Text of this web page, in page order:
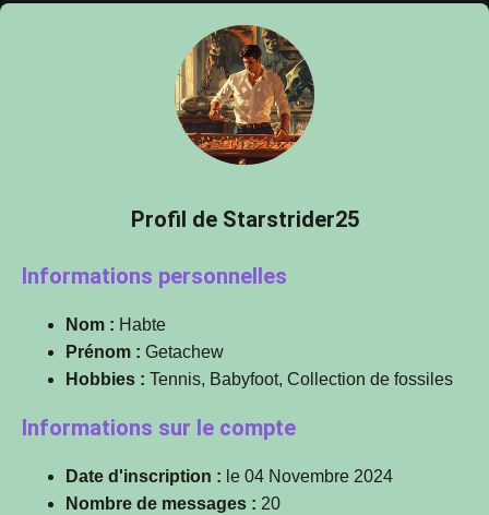
Profil de Starstrider25
Informations personnelles
Nom : Habte
Prénom : Getachew
Hobbies : Tennis, Babyfoot, Collection de fossiles
Informations sur le compte
Date d'inscription : le 04 Novembre 2024
Nombre de messages : 20